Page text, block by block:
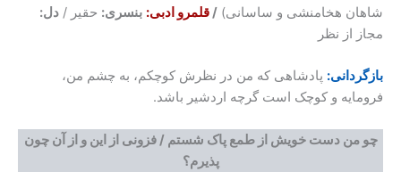
شاهان هخامنشی و ساسانی) /قلمرو ادبی: بنسری: حقیر / دل:
مجاز از نظر
بازگردانی: پادشاهی که من در نظرش کوچکم، به چشم من،
فرومایه و کوچک است گرچه اردشیر باشد.
چو من دست خویش از طمع پاک شستم / فزونی از این و از آن چون
پذیرم؟